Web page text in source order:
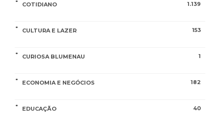
COTIDIANO 1.139
CULTURA E LAZER 153
CURIOSA BLUMENAU 1
ECONOMIA E NEGÓCIOS 182
EDUCAÇÃO 40